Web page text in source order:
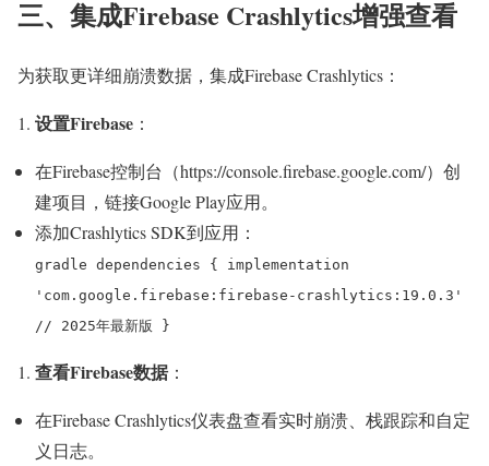
三、集成Firebase Crashlytics增强查看
为获取更详细崩溃数据，集成Firebase Crashlytics：
设置Firebase ：
在Firebase控制台（https://console.firebase.google.com/）创
建项目，链接Google Play应用。
添加Crashlytics SDK到应用：
gradle dependencies { implementation
'com.google.firebase:firebase-crashlytics:19.0.3'
// 2025年最新版 }
查看Firebase数据：
在Firebase Crashlytics仪表盘查看实时崩溃、栈跟踪和自定
义日志。